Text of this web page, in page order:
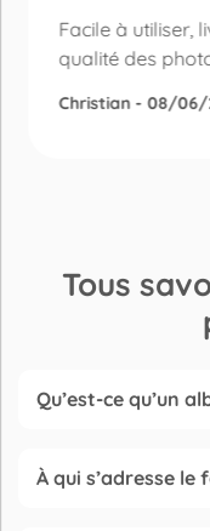
Facile à utiliser,
qualité des
Christian - 08/06/
Tous
Qu’est-ce qu’un
À qui s’adresse